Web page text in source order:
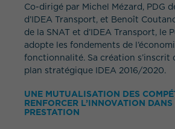
Co-dirigé par Michel Mézard, PDG
d’IDEA Transport, et Benoît
de la SNAT et d’IDEA Transport, le
adopte les fondements de
fonctionnalité. Sa création s’inscrit
plan stratégique IDEA 2016/2020.
UNE MUTUALISATION DES
RENFORCER L’INNOVATION DANS
PRESTATION